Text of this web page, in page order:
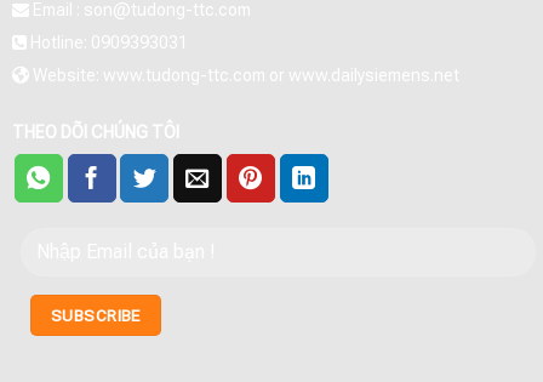
Email : son@tudong-ttc.com
Hotline: 0909393031
Website: www.tudong-ttc.com or www.dailysiemens.net
THEO DÕI CHÚNG TÔI